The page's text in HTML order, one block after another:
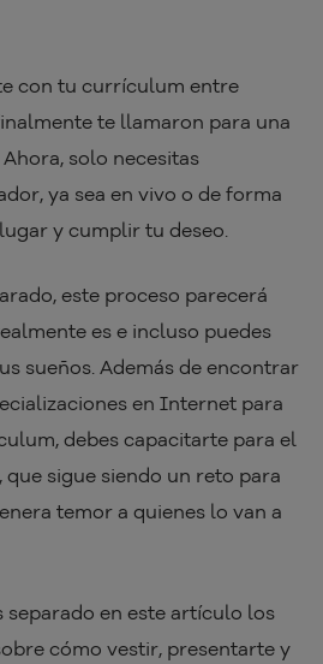
con tu currículum entre
te llamaron para una
solo necesitas
ya sea en vivo o de forma
y cumplir tu deseo.
este proceso parecerá
es e incluso puedes
sueños. Además de encontrar
en Internet para
debes capacitarte para el
sigue siendo un reto para
temor a quienes lo van a
separado en este artículo los
cómo vestir, presentarte y